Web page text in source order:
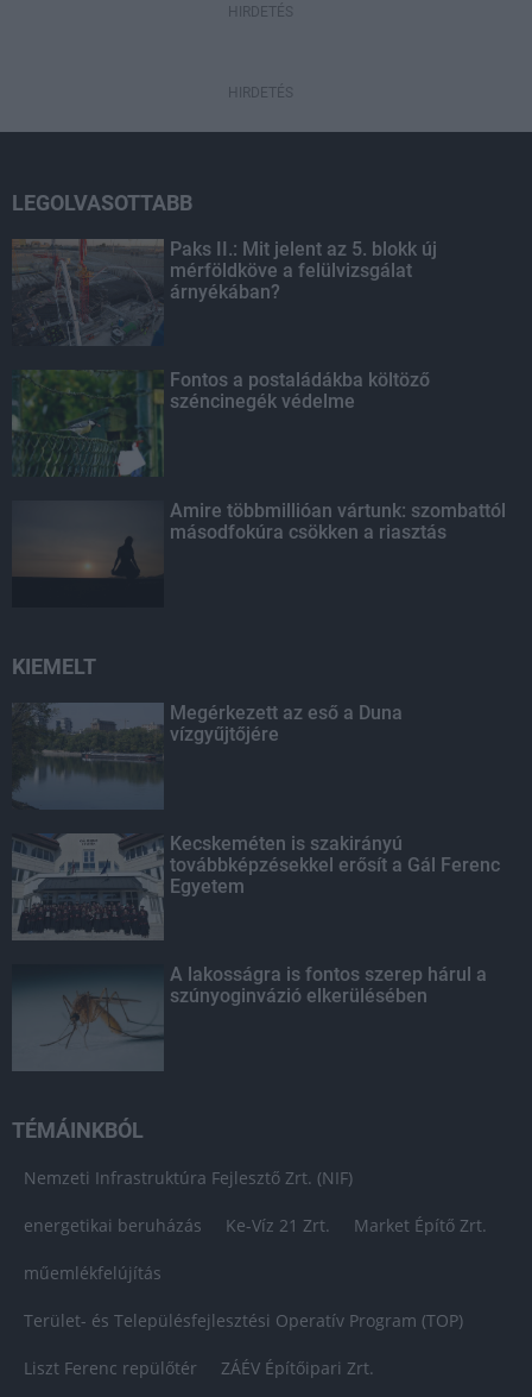
HIRDETÉS
HIRDETÉS
LEGOLVASOTTABB
Paks II.: Mit jelent az 5. blokk új
mérföldköve a felülvizsgálat
árnyékában?
Fontos a postaládákba költöző
széncinegék védelme
Amire többmillióan vártunk: szombattól
másodfokúra csökken a riasztás
KIEMELT
Megérkezett az eső a Duna
vízgyűjtőjére
Kecskeméten is szakirányú
továbbképzésekkel erősít a Gál Ferenc
Egyetem
A lakosságra is fontos szerep hárul a
szúnyoginvázió elkerülésében
TÉMÁINKBÓL
Nemzeti Infrastruktúra Fejlesztő Zrt. (NIF)
energetikai beruházás Ke-Víz 21 Zrt. Market Építő Zrt.
műemlékfelújítás
Terület- és Településfejlesztési Operatív Program (TOP)
Liszt Ferenc repülőtér ZÁÉV Építőipari Zrt.